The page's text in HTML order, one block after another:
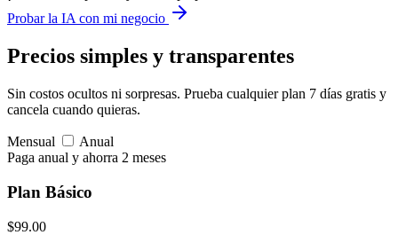
Probar la IA con mi negocio
Precios simples y transparentes
Sin costos ocultos ni sorpresas. Prueba cualquier plan 7 días gratis y
cancela cuando quieras.
Mensual
Anual
Paga anual y ahorra 2 meses
Plan Básico
$99.00